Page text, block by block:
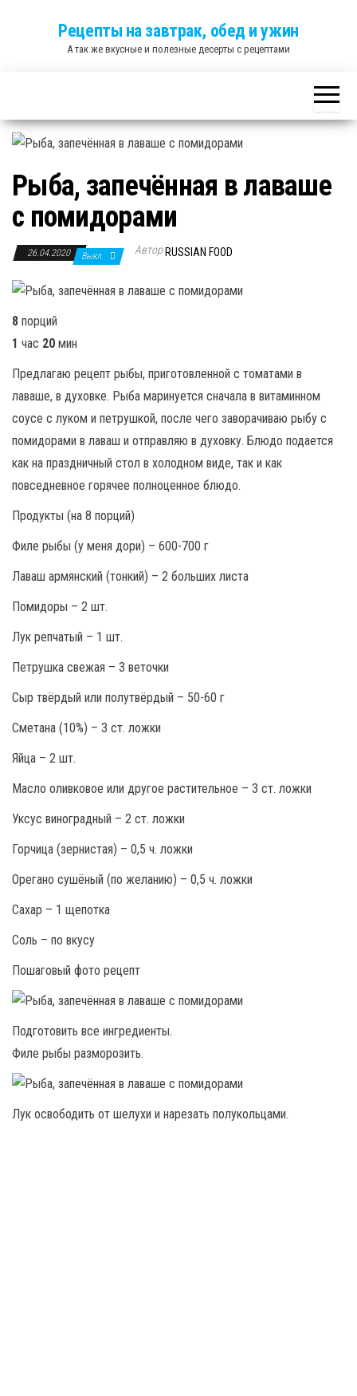
Рецепты на завтрак, обед и ужин
А так же вкусные и полезные десерты с рецептами
Рыба, запечённая в лаваше
с помидорами
26.04.2020 Выкл. Автор RUSSIAN FOOD
8 порций
1 час 20 мин
Предлагаю рецепт рыбы, приготовленной с томатами в
лаваше, в духовке. Рыба маринуется сначала в витаминном
соусе с луком и петрушкой, после чего заворачиваю рыбу с
помидорами в лаваш и отправляю в духовку. Блюдо подается
как на праздничный стол в холодном виде, так и как
повседневное горячее полноценное блюдо.
Продукты (на 8 порций)
Филе рыбы (у меня дори) – 600-700 г
Лаваш армянский (тонкий) – 2 больших листа
Помидоры – 2 шт.
Лук репчатый – 1 шт.
Петрушка свежая – 3 веточки
Сыр твёрдый или полутвёрдый – 50-60 г
Сметана (10%) – 3 ст. ложки
Яйца – 2 шт.
Масло оливковое или другое растительное – 3 ст. ложки
Уксус виноградный – 2 ст. ложки
Горчица (зернистая) – 0,5 ч. ложки
Орегано сушёный (по желанию) – 0,5 ч. ложки
Сахар – 1 щепотка
Соль – по вкусу
Пошаговый фото рецепт
Подготовить все ингредиенты.
Филе рыбы разморозить.
Лук освободить от шелухи и нарезать полукольцами.